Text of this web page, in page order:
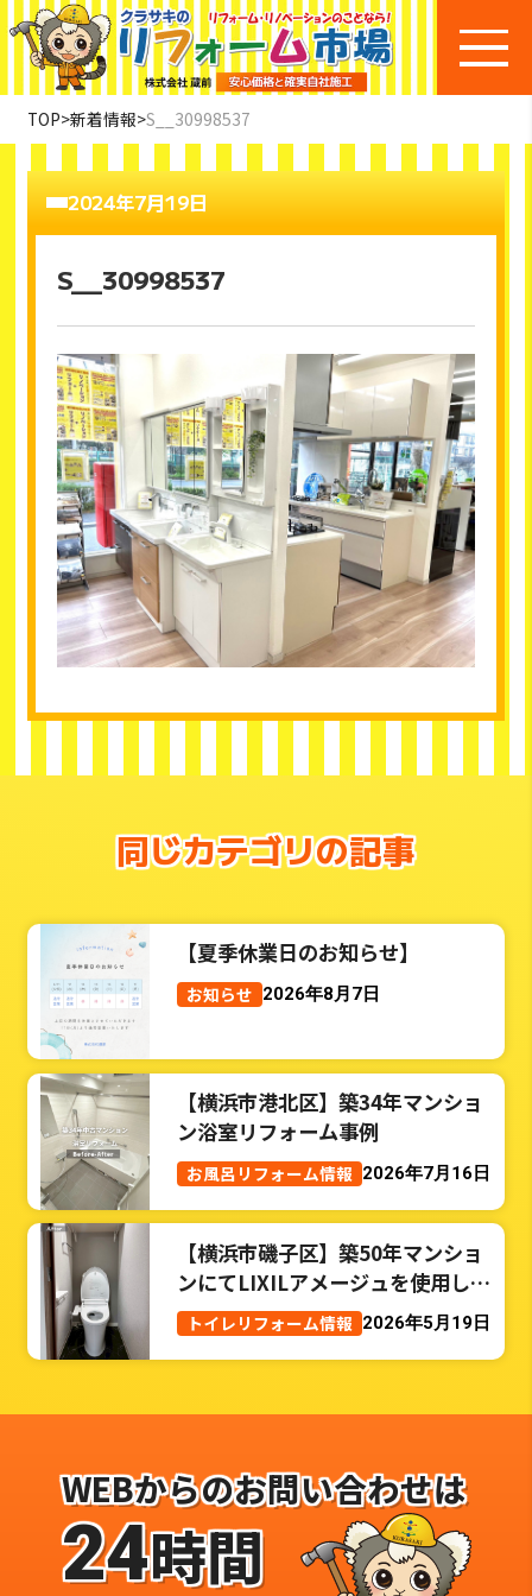
TOP>新着情報>S__30998537
2024年7月19日
S__30998537
同じカテゴリの記事
【夏季休業日のお知らせ】
お知らせ 2026年8月7日
【横浜市港北区】築34年マンショ
ン浴室リフォーム事例
お風呂リフォーム情報 2026年7月16日
【横浜市磯子区】築50年マンショ
ンにてLIXILアメージュを使用した
トイレリフォーム事例
トイレリフォーム情報 2026年5月19日
WEBからのお問い合わせは
24時間